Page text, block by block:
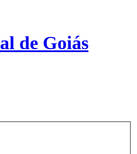
de Goiás